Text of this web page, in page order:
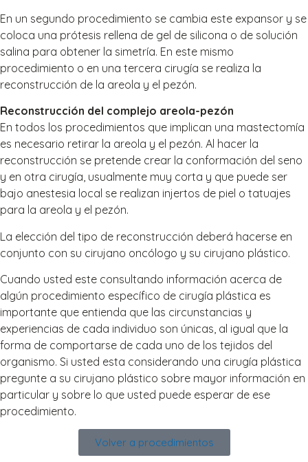
En un segundo procedimiento se cambia este expansor y se
coloca una prótesis rellena de gel de silicona o de solución
salina para obtener la simetría. En este mismo
procedimiento o en una tercera cirugía se realiza la
reconstrucción de la areola y el pezón.
Reconstrucción del complejo areola-pezón
En todos los procedimientos que implican una mastectomía
es necesario retirar la areola y el pezón. Al hacer la
reconstrucción se pretende crear la conformación del seno
y en otra cirugía, usualmente muy corta y que puede ser
bajo anestesia local se realizan injertos de piel o tatuajes
para la areola y el pezón.
La elección del tipo de reconstrucción deberá hacerse en
conjunto con su cirujano oncólogo y su cirujano plástico.
Cuando usted este consultando información acerca de
algún procedimiento específico de cirugía plástica es
importante que entienda que las circunstancias y
experiencias de cada individuo son únicas, al igual que la
forma de comportarse de cada uno de los tejidos del
organismo. Si usted esta considerando una cirugía plástica
pregunte a su cirujano plástico sobre mayor información en
particular y sobre lo que usted puede esperar de ese
procedimiento.
Volver a procedimientos